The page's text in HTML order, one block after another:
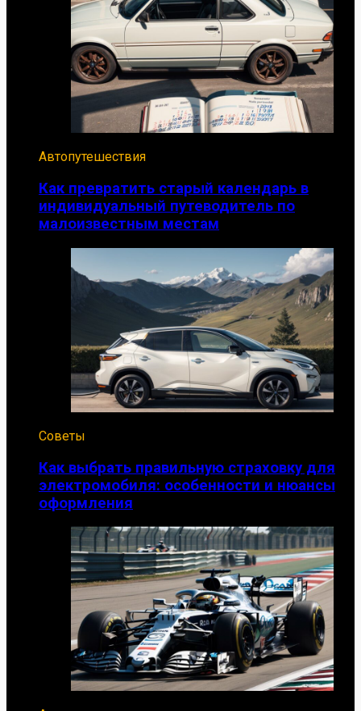
Автопутешествия
Как превратить старый календарь в
индивидуальный путеводитель по
малоизвестным местам
Советы
Как выбрать правильную страховку для
электромобиля: особенности и нюансы
оформления